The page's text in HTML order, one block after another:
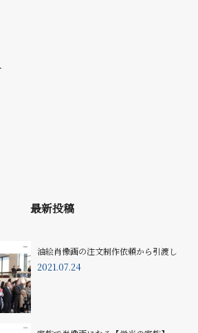
最新投稿
油絵肖像画の注文制作依頼から引渡し
2021.07.24